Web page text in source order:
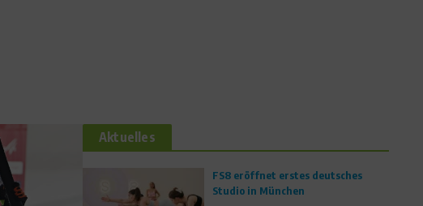
Aktuelles
FS8 eröffnet erstes deutsches
Studio in München